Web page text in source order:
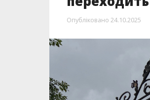
Опубліковано 24.10.2025